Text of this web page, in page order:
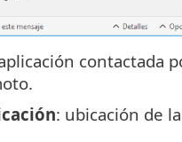
contactada
: ubicación de la